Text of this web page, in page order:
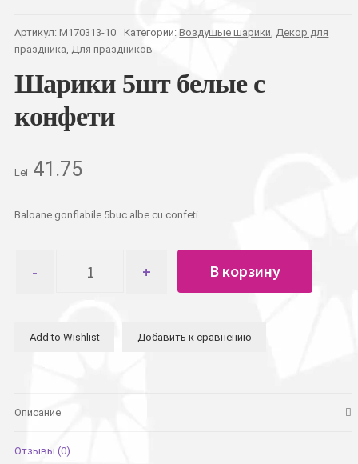
Артикул: M170313-10 Категории:Воздушые шарики, Декор для
праздника, Для праздников
Шарики 5шт белые с
конфети
Lei 41.75
Baloane gonflabile 5buc albe cu confeti
товара
В корзину
Add to Wishlist Добавить к сравнению
Описание
Отзывы (0)